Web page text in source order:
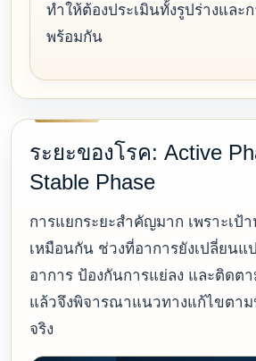
ทำให้ต้องประเมินทั้งรูปร่างและ
พร้อมกัน
ระยะของโรค: Active
Stable Phase
การแยกระยะสำคัญมาก เพราะเป้
เหมือนกัน ช่วงที่อาการยังเปลี่ยนแ
อาการ ป้องกันการแย่ลง และติดต
แล้วจึงพิจารณาแนวทางแก้ไขตา
จริง